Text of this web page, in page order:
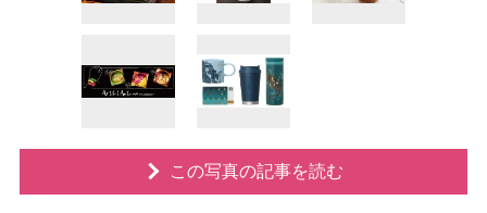
この写真の記事を読む